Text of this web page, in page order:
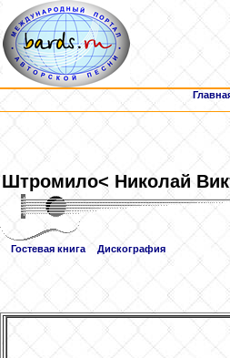
Штромило< Николай
Гостевая книга Дискография